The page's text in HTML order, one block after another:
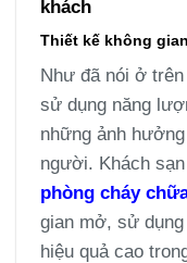
khách
Thiết kế không
Như đã nói ở
sử dụng năng
những ảnh
người. Khách
phòng cháy
gian mở, sử
hiệu quả cao